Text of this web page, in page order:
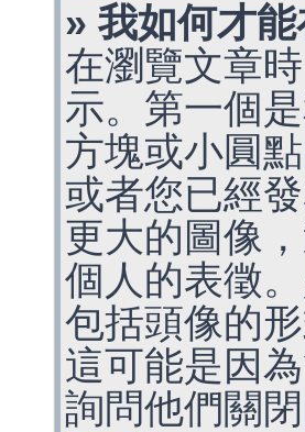
» 我如何才
在瀏覽文章
示。第一個
方塊或小圓
或者您已經
更大的圖像
個人的表徵
包括頭像的
這可能是因
詢問他們關閉